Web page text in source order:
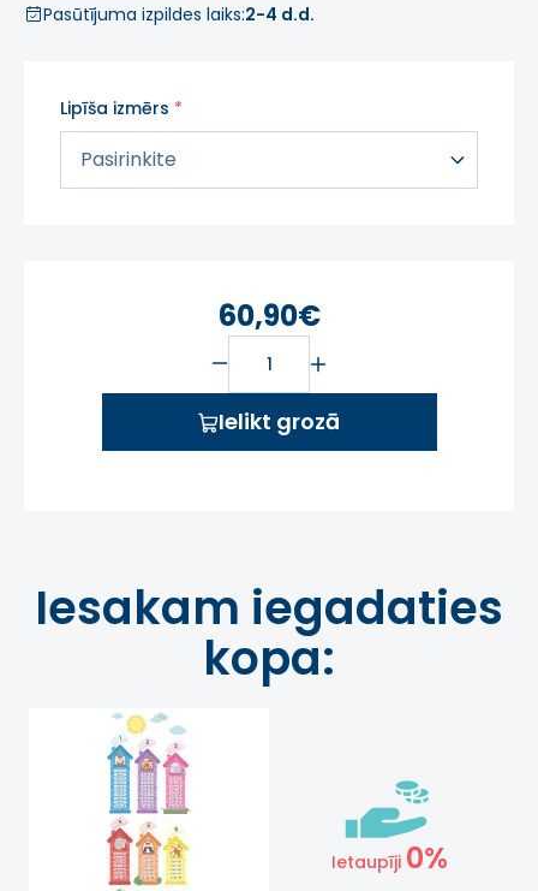
Pasūtījuma izpildes laiks:2-4 d.d.
Lipīša izmērs
60,90€
Ielikt grozā
Iesakam iegadaties
kopa:
Ietaupīji 0%